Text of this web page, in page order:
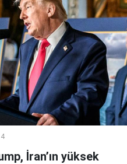
İran’ın yüksek